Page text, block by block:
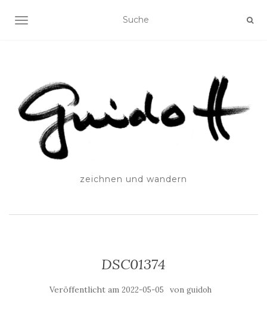
SCHALTE NAVIGATION
zeichnen und wandern
DSC01374
Veröffentlicht am 2022-05-05 von guidoh